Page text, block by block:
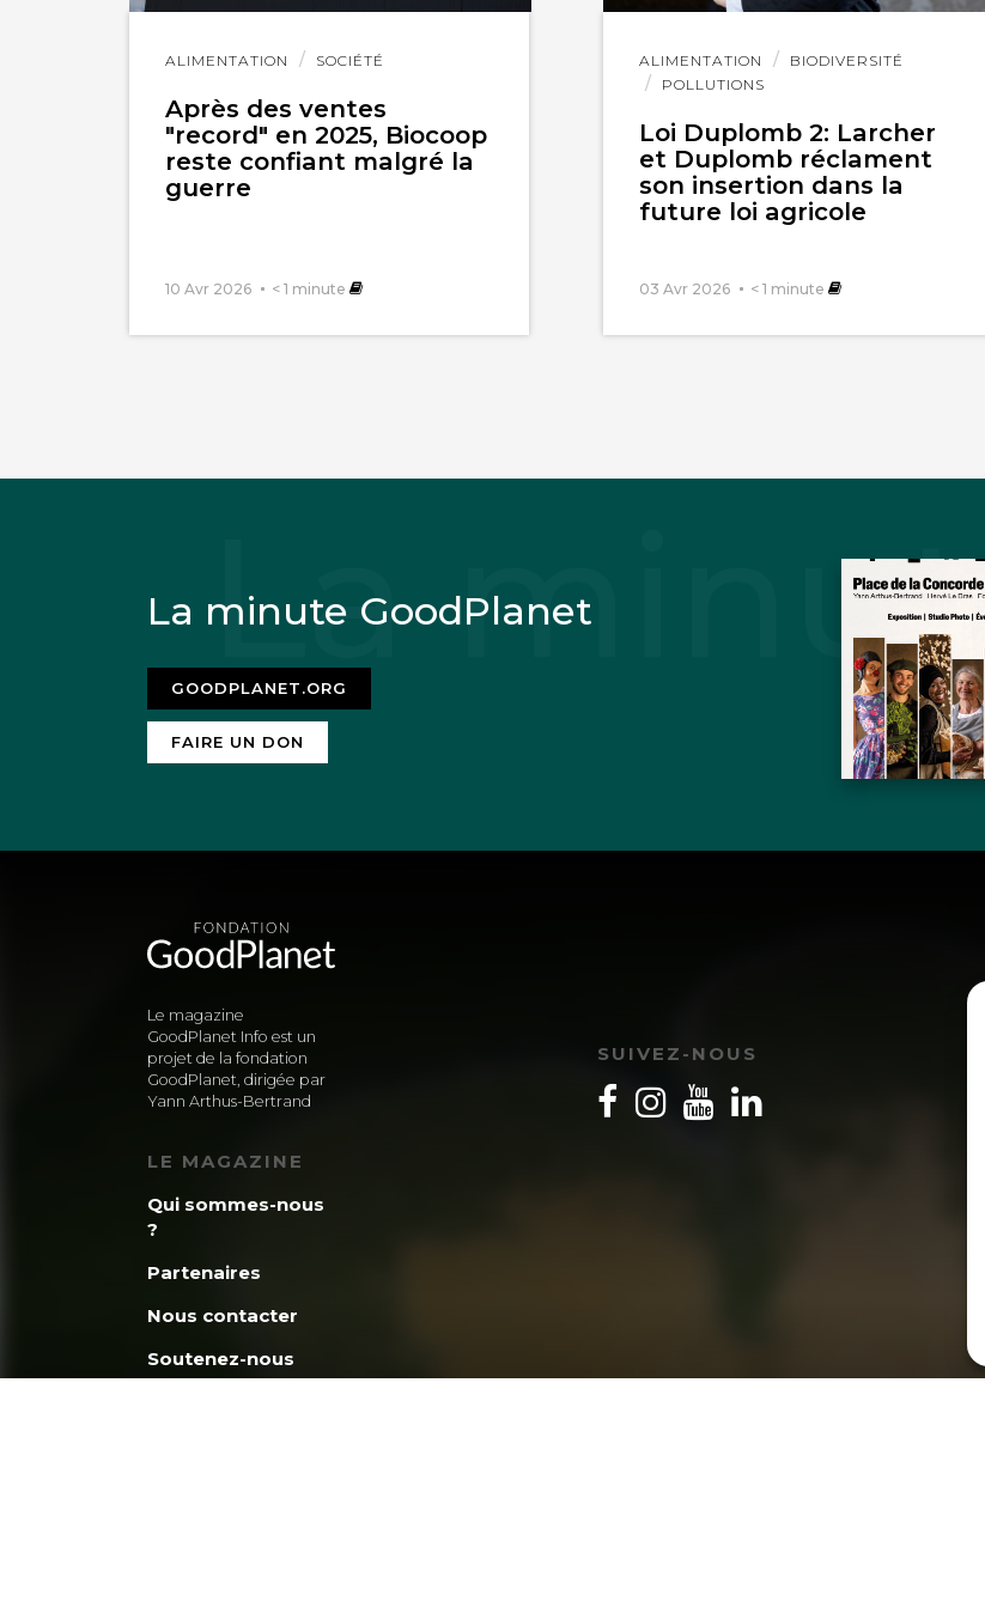
ALIMENTATION SOCIÉTÉ
Après des ventes
"record" en 2025, Biocoop
reste confiant malgré la
guerre
10 Avr 2026 < 1 minute
Lire
ALIMENTATION
BIODIVERSITÉ
POLLUTIONS
Loi Duplomb 2: Larcher
et Duplomb réclament
son insertion dans la
future loi agricole
03 Avr 2026 < 1 minute
Lire
l'article
La minute GoodPlanet
GOODPLANET.ORG
FAIRE UN DON
Le magazine
GoodPlanet Info est un
projet de la fondation
GoodPlanet, dirigée par
Yann Arthus-Bertrand
LE MAGAZINE
Qui sommes-nous
?
Partenaires
Nous contacter
Soutenez-nous
SUIVEZ-NOUS